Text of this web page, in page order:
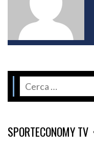
SPORTECONOMY TV